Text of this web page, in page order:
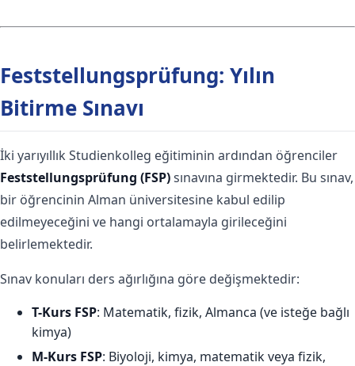
Feststellungsprüfung: Yılın
Bitirme Sınavı
İki yarıyıllık Studienkolleg eğitiminin ardından öğrenciler
Feststellungsprüfung (FSP)sınavına girmektedir. Bu sınav,
bir öğrencinin Alman üniversitesine kabul edilip
edilmeyeceğini ve hangi ortalamayla girileceğini
belirlemektedir.
Sınav konuları ders ağırlığına göre değişmektedir:
T-Kurs FSP: Matematik, fizik, Almanca (ve isteğe bağlı
kimya)
M-Kurs FSP: Biyoloji, kimya, matematik veya fizik,